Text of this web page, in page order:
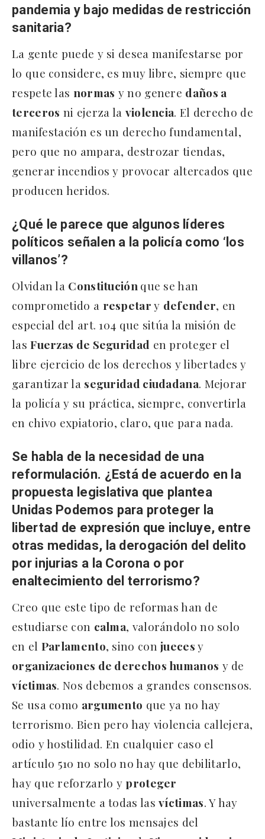
pandemia y bajo medidas de restricción
sanitaria?
La gente puede y si desea manifestarse por
lo que considere, es muy libre, siempre que
respete las normas y no genere daños a
terceros ni ejerza la violencia. El derecho de
manifestación es un derecho fundamental,
pero que no ampara, destrozar tiendas,
generar incendios y provocar altercados que
producen heridos.
¿Qué le parece que algunos líderes
políticos señalen a la policía como ‘los
villanos’?
Olvidan la Constitución que se han
comprometido a respetary defender, en
especial del art. 104 que sitúa la misión de
lasFuerzas de Seguridad en proteger el
libre ejercicio de los derechos y libertades y
garantizar la seguridad ciudadana. Mejorar
la policía y su práctica, siempre, convertirla
en chivo expiatorio, claro, que para nada.
Se habla de la necesidad de una
reformulación. ¿Está de acuerdo en la
propuesta legislativa que plantea
Unidas Podemos para proteger la
libertad de expresión que incluye, entre
otras medidas, la derogación del delito
por injurias a la Corona o por
enaltecimiento del terrorismo?
Creo que este tipo de reformas han de
estudiarse con calma, valorándolo no solo
en el Parlamento, sino conjuecesy
organizaciones de derechos humanos y de
víctimas. Nos debemos a grandes consensos.
Se usa como argumento que ya no hay
terrorismo. Bien pero hay violencia callejera,
odio y hostilidad. En cualquier caso el
artículo 510 no solo no hay que debilitarlo,
hay que reforzarlo y proteger
universalmente a todas lasvíctimas. Y hay
bastante lío entre los mensajes del